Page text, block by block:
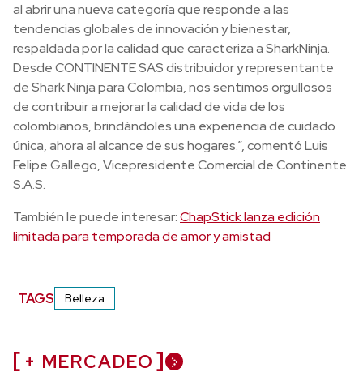
al abrir una nueva categoría que responde a las
tendencias globales de innovación y bienestar,
respaldada por la calidad que caracteriza a SharkNinja.
Desde CONTINENTE SAS distribuidor y representante
de Shark Ninja para Colombia, nos sentimos orgullosos
de contribuir a mejorar la calidad de vida de los
colombianos, brindándoles una experiencia de cuidado
única, ahora al alcance de sus hogares.”, comentó Luis
Felipe Gallego, Vicepresidente Comercial de Continente
S.A.S.
También le puede interesar:ChapStick lanza edición
limitada para temporada de amor y amistad
TAGS Belleza
+ MERCADEO